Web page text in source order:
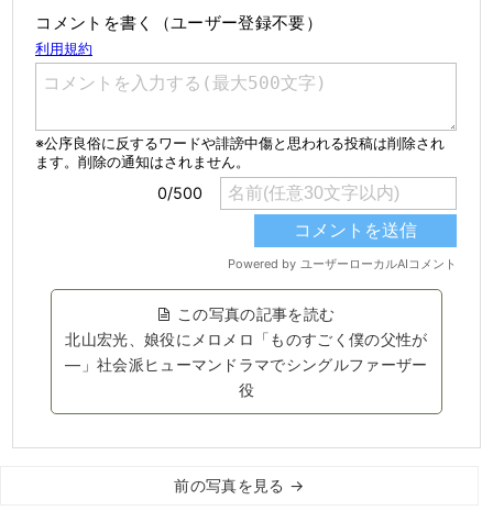
コメントを書く（ユーザー登録不要）
この写真の記事を読む
北山宏光、娘役にメロメロ「ものすごく僕の父性が
―」社会派ヒューマンドラマでシングルファーザー
役
前の写真を見る →